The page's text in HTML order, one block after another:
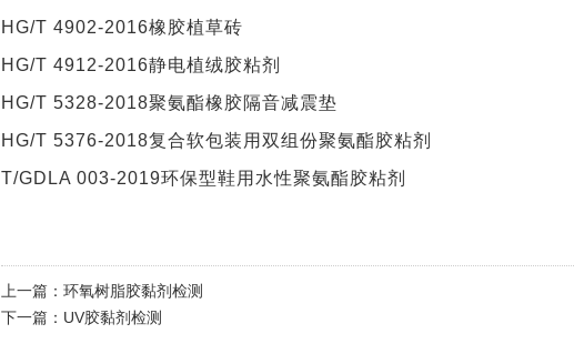
HG/T 4902-2016橡胶植草砖
HG/T 4912-2016静电植绒胶粘剂
HG/T 5328-2018聚氨酯橡胶隔音减震垫
HG/T 5376-2018复合软包装用双组份聚氨酯胶粘剂
T/GDLA 003-2019环保型鞋用水性聚氨酯胶粘剂
上一篇： 环氧树脂胶黏剂检测
下一篇： UV胶黏剂检测